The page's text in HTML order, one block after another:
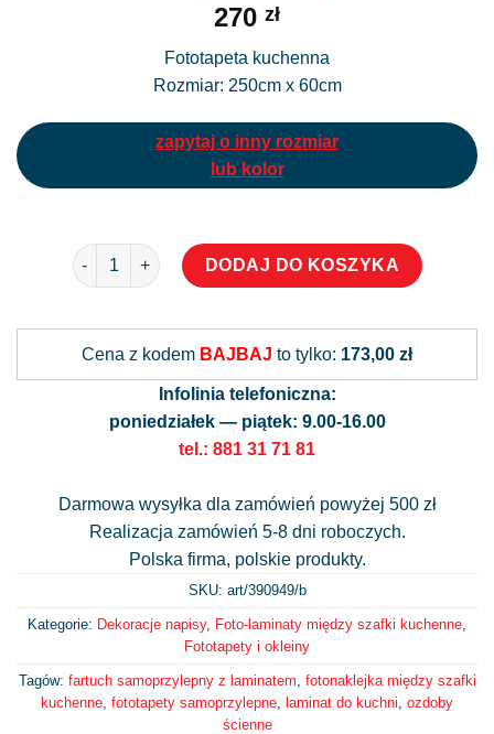
270 zł
Fototapeta kuchenna
Rozmiar: 250cm x 60cm
zapytaj o inny rozmiar
lub kolor
ilość Różowa naklejka z kawą
DODAJ DO KOSZYKA
Cena z kodem BAJBAJ to tylko: 173,00 zł
Infolinia telefoniczna:
poniedziałek — piątek: 9.00-16.00
tel.: 881 31 71 81
Darmowa wysyłka dla zamówień powyżej 500 zł
Realizacja zamówień 5-8 dni roboczych.
Polska firma, polskie produkty.
SKU: art/390949/b
Kategorie: Dekoracje napisy, Foto-laminaty między szafki kuchenne
Fototapety i okleiny
Tagów: fartuch samoprzylepny z laminatem fotonaklejka między szafki
kuchenne fototapety samoprzylepne laminat do kuchni ozdoby
ścienne